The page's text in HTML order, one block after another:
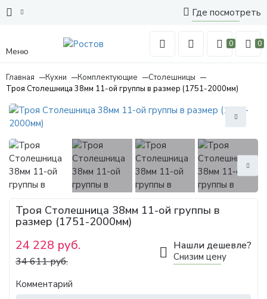
Где посмотреть
Меню
0 0
Главная Кухни Комплектующие
Столешницы
Троя Столешница 38мм 11-ой группы в размер (1751-2000мм)
Троя Столешница 38мм 11-ой группы в
размер (1751-2000мм)
24 228 руб.
34 611 руб.
Нашли дешевле?
Снизим цену
Комментарий